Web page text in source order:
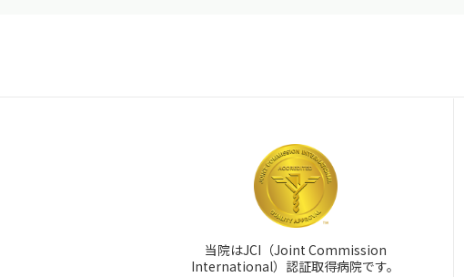
当院はJCI（Joint Commission
International）認証取得病院です。